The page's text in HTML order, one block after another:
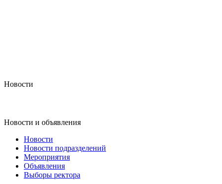
Новости
Новости и объявления
Новости
Новости подразделений
Мероприятия
Объявления
Выборы ректора